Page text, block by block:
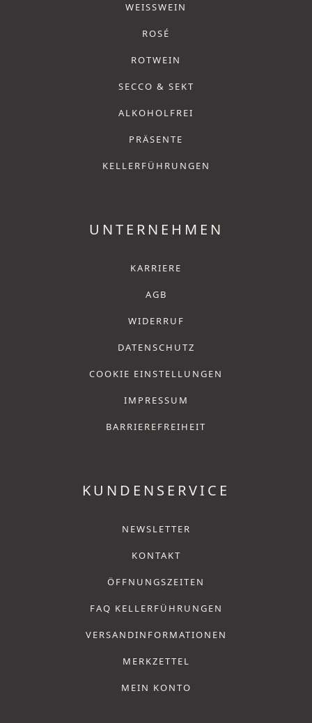
WEISSWEIN
ROSÉ
ROTWEIN
SECCO & SEKT
ALKOHOLFREI
PRÄSENTE
KELLERFÜHRUNGEN
UNTERNEHMEN
KARRIERE
AGB
WIDERRUF
DATENSCHUTZ
COOKIE EINSTELLUNGEN
IMPRESSUM
BARRIEREFREIHEIT
KUNDENSERVICE
NEWSLETTER
KONTAKT
ÖFFNUNGSZEITEN
FAQ KELLERFÜHRUNGEN
VERSANDINFORMATIONEN
MERKZETTEL
MEIN KONTO